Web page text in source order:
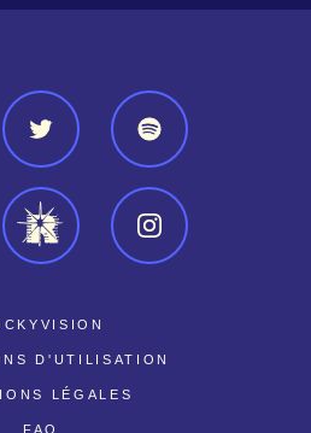
D'UTILISATION
LÉGALES
FAQ